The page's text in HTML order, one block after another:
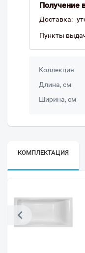
Получение
Доставка:
Пункты
Коллекция
Длина, см
Ширина, см
КОМПЛЕКТАЦИЯ